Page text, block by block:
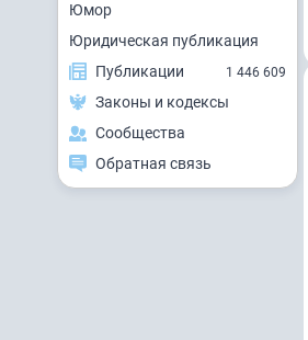
Юмор
Юридическая публикация
Публикации
1 446 609
Законы и кодексы
Сообщества
Обратная связь